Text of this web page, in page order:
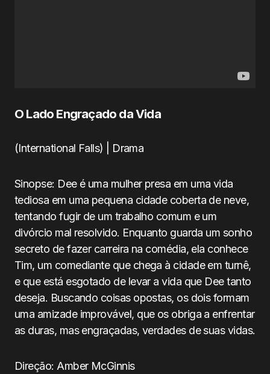
O Lado Engraçado da Vida
(International Falls) | Drama
Sinopse: Dee é uma mulher presa em uma vida
tediosa em uma pequena cidade coberta de neve,
tentando fugir de um trabalho comum e um
divórcio mal resolvido. Enquanto guarda um sonho
secreto de fazer carreira na comédia, ela conhece
Tim, um comediante que chega à cidade em turnê,
e que está esgotado de levar a vida que Dee tanto
deseja. Buscando coisas opostas, os dois formam
uma amizade improvável, que os obriga a enfrentar
as duras, mas engraçadas, verdades de suas vidas.
Direção: Amber McGinnis